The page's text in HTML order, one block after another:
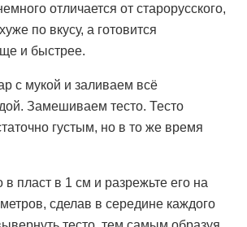
отличается от старорусского,
по вкусу, а готовится
и быстрее.
с мукой и заливаем всё
Замешиваем тесто. Тесто
густым, но в то же время
в пласт в 1 см и разрежьте его на
сделав в середине каждого